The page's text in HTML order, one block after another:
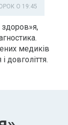
О 19:45
медиків
довголіття.